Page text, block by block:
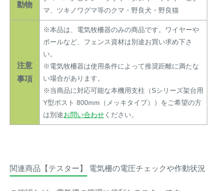
動物
マ、ツキノワグマ等のクマ・野良犬・野良猫
注意
事項
※本品は、電気牧柵器のみの商品です。ワイヤーや
ポールなど、フェンス資材は別途お買い求め下さ
い。
※電気牧柵器は使用条件によって推奨距離に満たな
い場合があります。
※当商品に対応可能な本機用支柱（Sシリーズ架台用
Y型ポスト 800mm（メッキタイプ））をご希望の方
は別途お問い合わせください。
関連商品【テスター】 電気柵の電圧チェックや作動状況